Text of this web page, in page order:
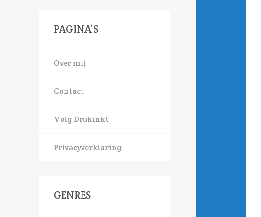
PAGINA’S
Over mij
Contact
Volg Drukinkt
Privacyverklaring
GENRES